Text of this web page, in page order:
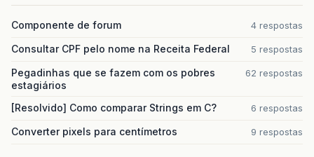
Componente de forum 4 respostas
Consultar CPF pelo nome na Receita Federal 5 respostas
Pegadinhas que se fazem com os pobres
estagiários
62 respostas
[Resolvido] Como comparar Strings em C? 6 respostas
Converter pixels para centímetros 9 respostas